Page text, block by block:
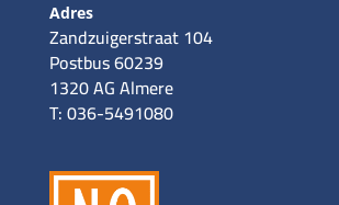
Adres
Zandzuigerstraat 104
Postbus 60239
1320 AG Almere
T: 036-5491080